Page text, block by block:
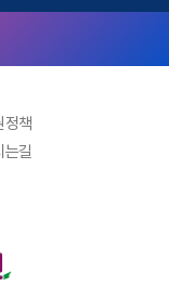
정책
는길